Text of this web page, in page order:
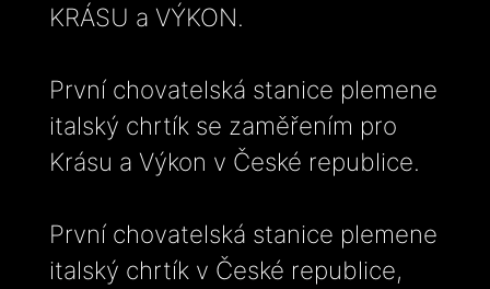
KRÁSU a VÝKON.
První chovatelská stanice plemene
italský chrtík se zaměřením pro
Krásu a Výkon v České republice.
První chovatelská stanice plemene
italský chrtík v České republice,